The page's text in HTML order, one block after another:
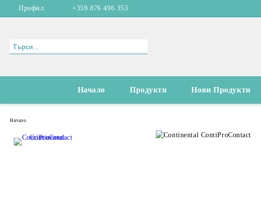
Профил +359 876 496 353
Начало Продукти Нови Продукти
Начало